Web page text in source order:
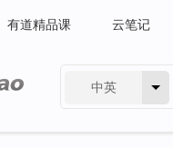
有道精品课 云笔记
中英